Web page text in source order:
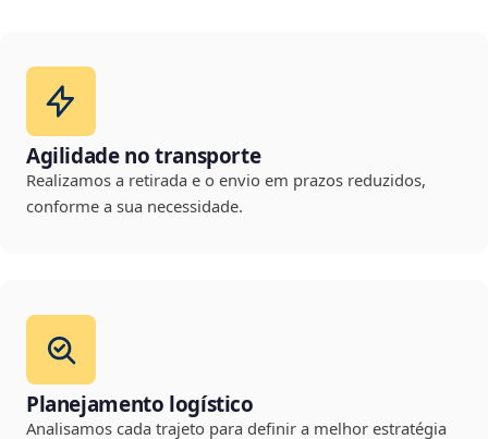
Agilidade no transporte
Realizamos a retirada e o envio em prazos reduzidos,
conforme a sua necessidade.
Planejamento logístico
Analisamos cada trajeto para definir a melhor estratégia